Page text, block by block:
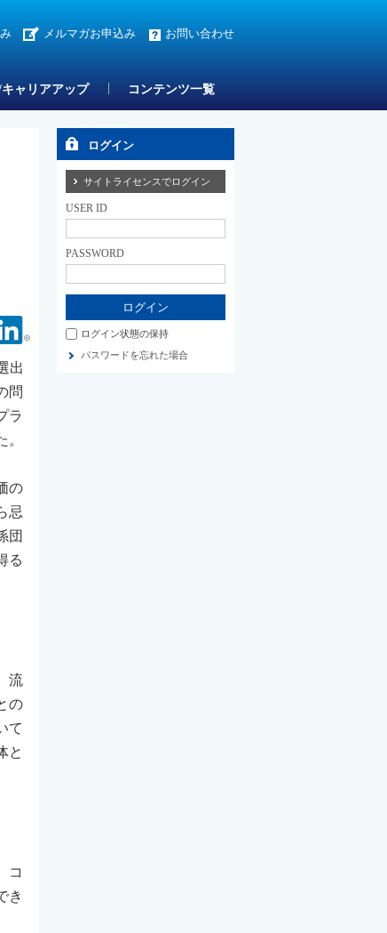
メルマガお申込み お問い合わせ
ャリアアップ コンテンツ一覧
Linkedin
出
問
ラ
の
忌
団
る
流
の
て
と
コ
き
ログイン
サイトライセンスでログイン
USER ID
PASSWORD
ログイン状態の保持
パスワードを忘れた場合